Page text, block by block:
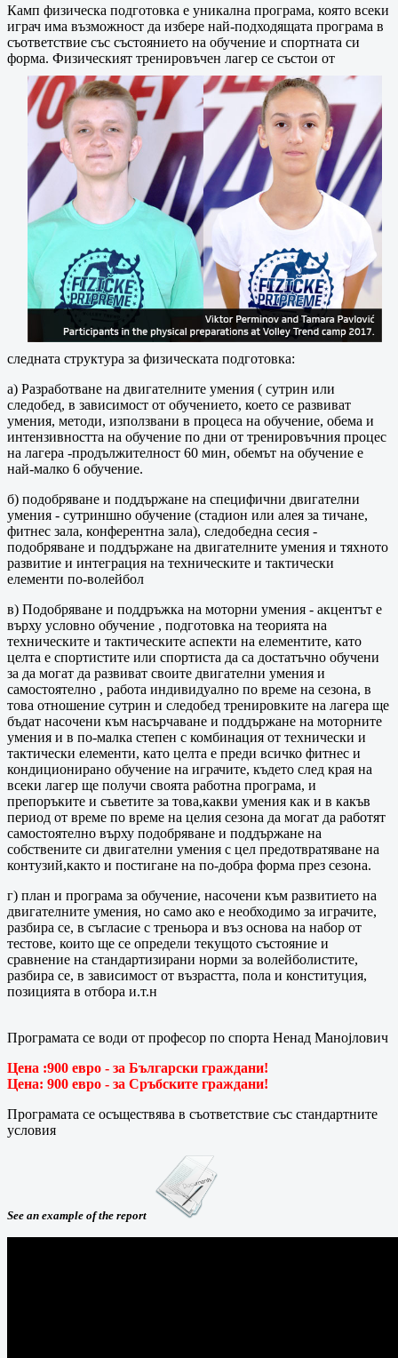
Камп физическа подготовка е уникална програма, която всеки
играч има възможност да избере най-подходящата програма в
съответствие със състоянието на обучение и спортната си
форма. Физическият тренировъчен лагер се състои от
следната структура за физическата подготовка:
а) Разработване на двигателните умения ( сутрин или
следобед, в зависимост от обучението, което се развиват
умения, методи, използвани в процеса на обучение, обема и
интензивността на обучение по дни от тренировъчния процес
на лагера -продължителност 60 мин, обемът на обучение е
най-малко 6 обучение.
б) подобряване и поддържане на специфични двигателни
умения - сутриншно обучение (стадион или алея за тичане,
фитнес зала, конферентна зала), следобедна сесия -
подобряване и поддържане на двигателните умения и тяхното
развитие и интеграция на техническите и тактически
елементи по-волейбол
в) Подобряване и поддръжка на моторни умения - акцентът е
върху условно обучение , подготовка на теорията на
техническите и тактическите аспекти на елементите, като
целта е спортистите или спортиста да са достатъчно обучени
за да могат да развиват своите двигателни умения и
самостоятелно , работа индивидуално по време на сезона, в
това отношение сутрин и следобед тренировките на лагера ще
бъдат насочени към насърчаване и поддържане на моторните
умения и в по-малка степен с комбинация от технически и
тактически елементи, като целта е преди всичко фитнес и
кондиционирано обучение на играчите, където след края на
всеки лагер ще получи своята работна програма, и
препоръките и съветите за това,какви умения как и в какъв
период от време по време на целия сезона да могат да работят
самостоятелно върху подобряване и поддържане на
собствените си двигателни умения с цел предотвратяване на
контузий,както и постигане на по-добра форма през сезона.
г) план и програма за обучение, насочени към развитието на
двигателните умения, но само ако е необходимо за играчите,
разбира се, в съгласие с треньора и въз основа на набор от
тестове, които ще се определи текущото състояние и
сравнение на стандартизирани норми за волейболистите,
разбира се, в зависимост от възрастта, пола и конституция,
позицията в отбора и.т.н
Програмата се води от професор по спорта Ненад Манојлович
Цена :900 евро - за Български граждани!
Цена: 900 евро - за Сръбските граждани!
Програмата се осъществява в съответствие със стандартните
условия
See an example of the report